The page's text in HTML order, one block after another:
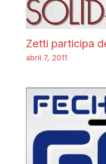
Zetti participa
abril 7, 2011